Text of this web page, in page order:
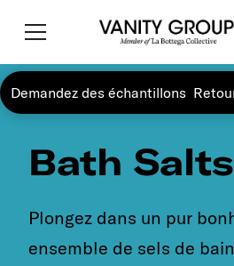
Demandez des échantillons
Bath Salts
Plongez dans un pur
ensemble de sels de